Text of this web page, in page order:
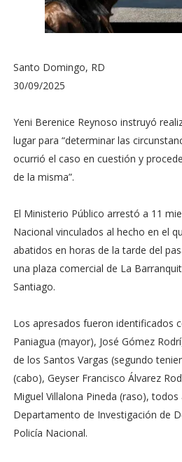
Santo Domingo, RD
30/09/2025
Yeni Berenice Reynoso instruyó
lugar para “determinar las
ocurrió el caso en cuestión y
de la misma”.
El Ministerio Público arrestó a 11
Nacional vinculados al hecho en el
abatidos en horas de la tarde del
una plaza comercial de La
Santiago.
Los apresados fueron identificados
Paniagua (mayor), José Gómez
de los Santos Vargas (segundo
(cabo), Geyser Francisco Álvarez
Miguel Villalona Pineda (raso), todos
Departamento de Investigación de
Policía Nacional.